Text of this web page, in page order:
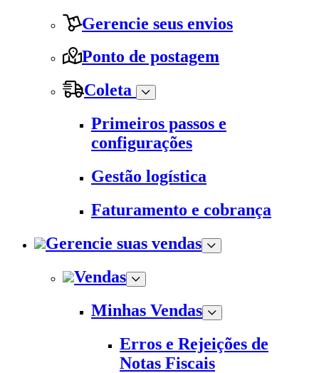
Gerencie seus envios
Ponto de postagem
Coleta
Primeiros passos e
configurações
Gestão logística
Faturamento e cobrança
Gerencie suas vendas
Vendas
Minhas Vendas
Erros e Rejeições de
Notas Fiscais